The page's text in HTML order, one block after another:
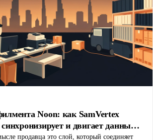
Noon: как SamVertex
и двигает данные
продавца это слой, который соединяет